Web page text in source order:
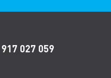
917 027 059